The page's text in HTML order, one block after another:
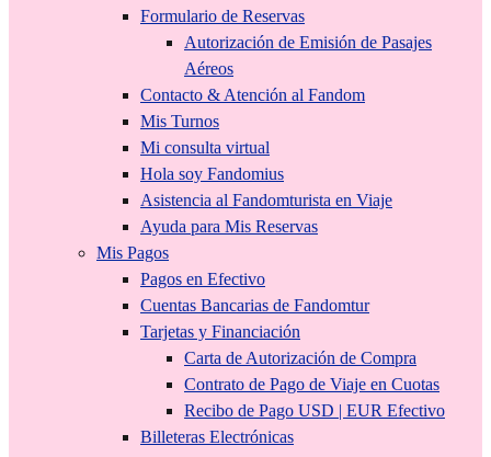
Formulario de Reservas
Autorización de Emisión de Pasajes
Aéreos
Contacto & Atención al Fandom
Mis Turnos
Mi consulta virtual
Hola soy Fandomius
Asistencia al Fandomturista en Viaje
Ayuda para Mis Reservas
Mis Pagos
Pagos en Efectivo
Cuentas Bancarias de Fandomtur
Tarjetas y Financiación
Carta de Autorización de Compra
Contrato de Pago de Viaje en Cuotas
Recibo de Pago USD | EUR Efectivo
Billeteras Electrónicas